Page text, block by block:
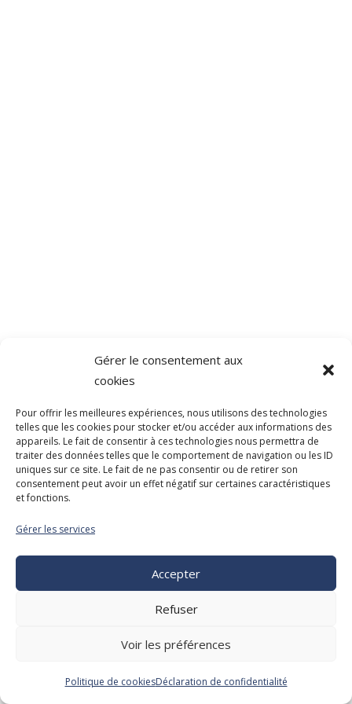
Gérer le consentement aux
cookies
Pour offrir les meilleures expériences, nous utilisons des technologies
telles que les cookies pour stocker et/ou accéder aux informations des
appareils. Le fait de consentir à ces technologies nous permettra de
traiter des données telles que le comportement de navigation ou les ID
uniques sur ce site. Le fait de ne pas consentir ou de retirer son
consentement peut avoir un effet négatif sur certaines caractéristiques
et fonctions.
Gérer les services
Accepter
Refuser
Voir les préférences
Politique de cookiesDéclaration de confidentialité